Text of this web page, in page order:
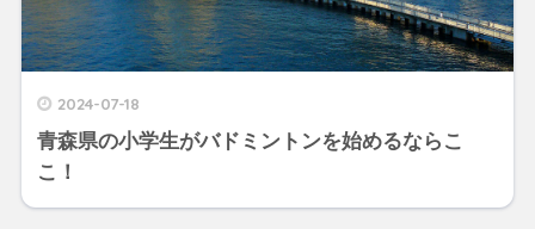
2024-07-18
青森県の小学生がバドミントンを始めるならこ
こ！